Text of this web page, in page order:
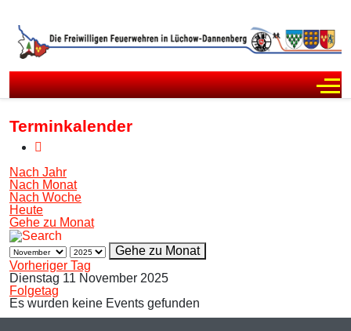
Terminkalender
Nach Jahr
Nach Monat
Nach Woche
Heute
Gehe zu Monat
Gehe zu Monat
Vorheriger Tag
Dienstag 11 November 2025
Folgetag
Es wurden keine Events gefunden